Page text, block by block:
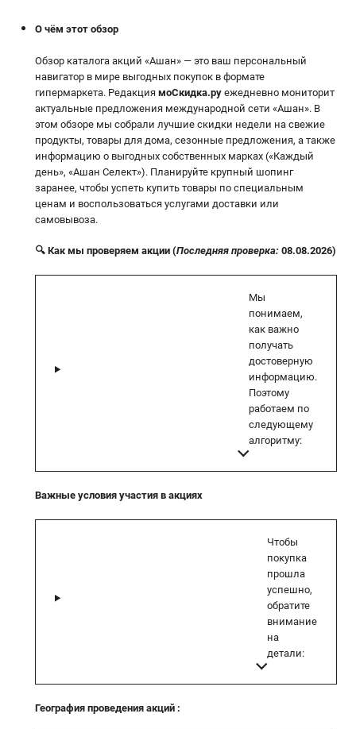
О чём этот обзор
Обзор каталога акций «Ашан» — это ваш персональный
навигатор в мире выгодных покупок в формате
гипермаркета. Редакция моСкидка.ру ежедневно мониторит
актуальные предложения международной сети «Ашан». В
этом обзоре мы собрали лучшие скидки недели на свежие
продукты, товары для дома, сезонные предложения, а также
информацию о выгодных собственных марках («Каждый
день», «Ашан Селект»). Планируйте крупный шопинг
заранее, чтобы успеть купить товары по специальным
ценам и воспользоваться услугами доставки или
самовывоза.
🔍 Как мы проверяем акции (Последняя проверка: 08.08.2026)
Мы
понимаем,
как важно
получать
достоверную
информацию.
Поэтому
работаем по
следующему
алгоритму:
Важные условия участия в акциях
Чтобы
покупка
прошла
успешно,
обратите
внимание
на
детали:
География проведения акций :